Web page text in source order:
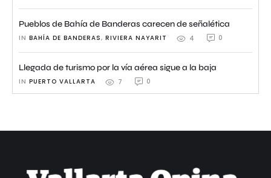
Pueblos de Bahía de Banderas carecen de señalética
IN BAHÍA DE BANDERAS, RIVIERA NAYARIT 4 0
Llegada de turismo por la vía aérea sigue a la baja
IN PUERTO VALLARTA 7 0